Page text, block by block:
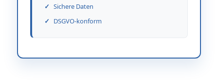
Sichere Daten
DSGVO-konform